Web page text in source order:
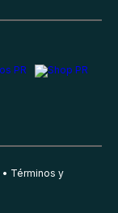
Términos y